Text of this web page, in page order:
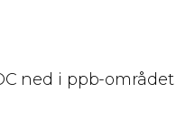
ned i ppb-området